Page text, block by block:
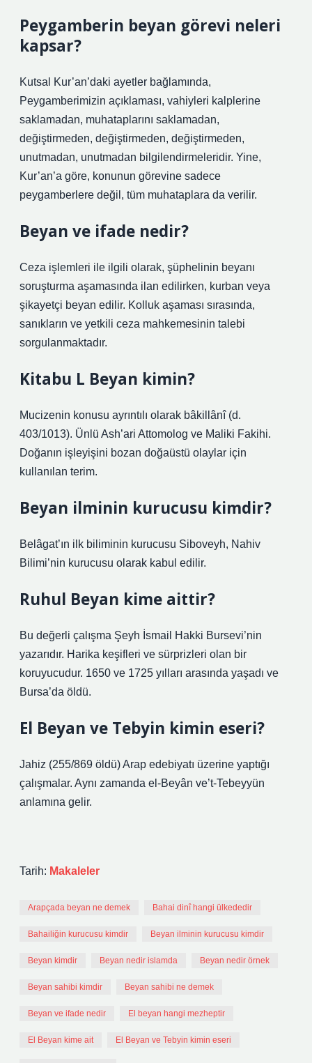
Peygamberin beyan görevi neleri
kapsar?
Kutsal Kur’an’daki ayetler bağlamında,
Peygamberimizin açıklaması, vahiyleri kalplerine
saklamadan, muhataplarını saklamadan,
değiştirmeden, değiştirmeden, değiştirmeden,
unutmadan, unutmadan bilgilendirmeleridir. Yine,
Kur’an’a göre, konunun görevine sadece
peygamberlere değil, tüm muhataplara da verilir.
Beyan ve ifade nedir?
Ceza işlemleri ile ilgili olarak, şüphelinin beyanı
soruşturma aşamasında ilan edilirken, kurban veya
şikayetçi beyan edilir. Kolluk aşaması sırasında,
sanıkların ve yetkili ceza mahkemesinin talebi
sorgulanmaktadır.
Kitabu L Beyan kimin?
Mucizenin konusu ayrıntılı olarak bâkillânî (d.
403/1013). Ünlü Ash’ari Attomolog ve Maliki Fakihi.
Doğanın işleyişini bozan doğaüstü olaylar için
kullanılan terim.
Beyan ilminin kurucusu kimdir?
Belâgat’ın ilk biliminin kurucusu Siboveyh, Nahiv
Bilimi’nin kurucusu olarak kabul edilir.
Ruhul Beyan kime aittir?
Bu değerli çalışma Şeyh İsmail Hakki Bursevi’nin
yazarıdır. Harika keşifleri ve sürprizleri olan bir
koruyucudur. 1650 ve 1725 yılları arasında yaşadı ve
Bursa’da öldü.
El Beyan ve Tebyin kimin eseri?
Jahiz (255/869 öldü) Arap edebiyatı üzerine yaptığı
çalışmalar. Aynı zamanda el-Beyân ve’t-Tebeyyün
anlamına gelir.
Tarih: Makaleler
Arapçada beyan ne demek Bahai dinî hangi ülkededir
Bahailiğin kurucusu kimdir Beyan ilminin kurucusu kimdir
Beyan kimdir Beyan nedir islamda Beyan nedir örnek
Beyan sahibi kimdir Beyan sahibi ne demek
Beyan ve ifade nedir El beyan hangi mezheptir
El Beyan kime ait El Beyan ve Tebyin kimin eseri